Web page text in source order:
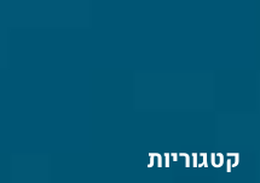
קטגוריות